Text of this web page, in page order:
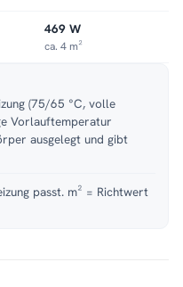
469 W
ca. 4 m²
(75/65 °C, volle
Vorlauftemperatur
ausgelegt und gibt
passt. m² = Richtwert